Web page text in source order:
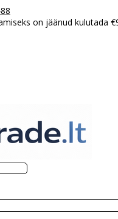
on jäänud kulutada